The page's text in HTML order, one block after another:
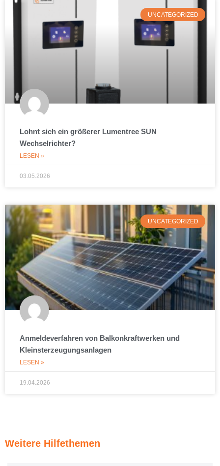
UNCATEGORIZED
Lohnt sich ein größerer Lumentree SUN
Wechselrichter?
LESEN »
03.05.2026
UNCATEGORIZED
Anmeldeverfahren von Balkonkraftwerken und
Kleinsterzeugungsanlagen
LESEN »
19.04.2026
Weitere Hilfethemen